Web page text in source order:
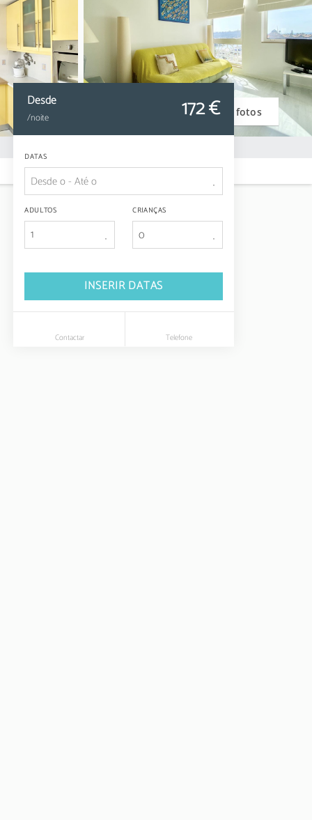
Ver fotos
Desde
/noite 172 €
DATAS
ADULTOS
1
CRIANÇAS
INSERIR DATAS
Contactar Telefone